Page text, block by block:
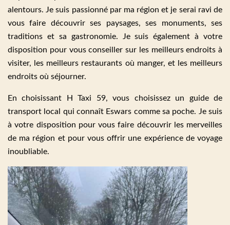
alentours. Je suis passionné par ma région et je serai ravi de
vous faire découvrir ses paysages, ses monuments, ses
traditions et sa gastronomie. Je suis également à votre
disposition pour vous conseiller sur les meilleurs endroits à
visiter, les meilleurs restaurants où manger, et les meilleurs
endroits où séjourner.
En choisissant H Taxi 59, vous choisissez un guide de
transport local qui connaît Eswars comme sa poche. Je suis
à votre disposition pour vous faire découvrir les merveilles
de ma région et pour vous offrir une expérience de voyage
inoubliable.